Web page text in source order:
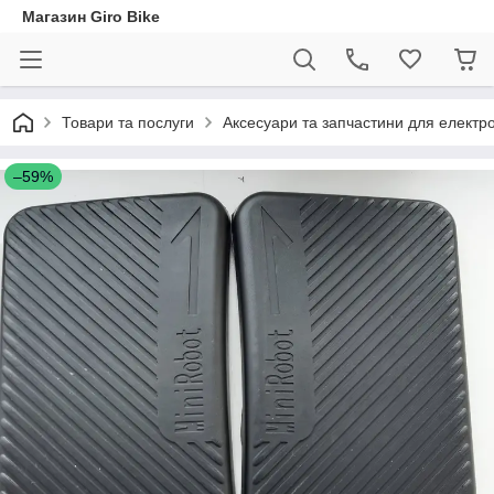
Магазин Giro Bike
Товари та послуги Аксесуари та запчастини для
–59%